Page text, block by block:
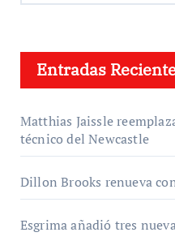
Entradas
Matthias Jaissle
técnico del Newcastle
Dillon Brooks renueva
Esgrima añadió tres